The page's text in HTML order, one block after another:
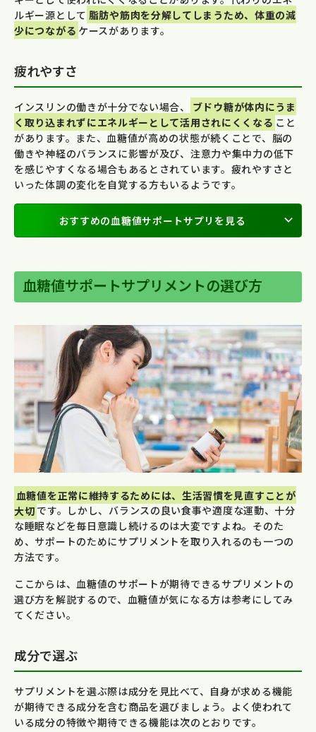
ルギー源として 脂肪や筋肉を分解してしまうため、体重の減
少につながる ケースがあります。
疲れやすさ
インスリンの働きが十分でない場合、
ブドウ糖が体内にうま
く取り込まれずにエネルギーとして活用されにくくなる こと
があります。また、血糖値が高めの状態が続くことで、脳の
働きや神経のバランスに影響が及び、注意力や集中力の低下
を感じやすくなる場合もあるとされています。疲れやすさと
いった体調の変化を自覚する方もいるようです。
おすすめの血糖値サポートサプリを見る
血糖値サポートサプリメントの選び方
血糖値を正常に維持するためには、生活習慣を見直すことが
大切 です。しかし、バランスの良い食事や適度な運動、十分
な睡眠などを毎日意識し続けるのは大変ですよね。そのた
め、サポートのためにサプリメントを取り入れるのも一つの
方法です。
ここからは、血糖値のサポートが期待できるサプリメントの
選び方を解説するので、血糖値が気になる方は参考にしてみ
てください。
成分で選ぶ
サプリメントを選ぶ際は成分を見比べて、自身が求める機能
が期待できる成分を含む商品を選びましょう。よく使われて
いる成分の特徴や期待できる機能は次のとおりです。